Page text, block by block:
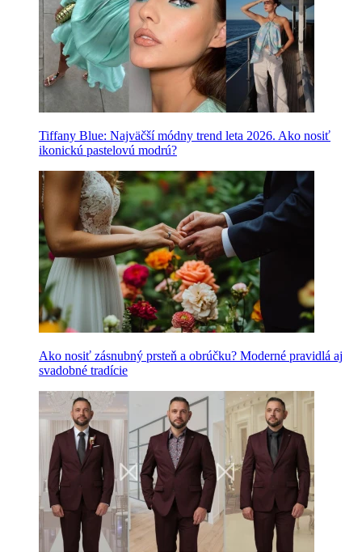
Tiffany Blue: Najväčší módny trend leta 2026. Ako nosiť
ikonickú pastelovú modrú?
Ako nosiť zásnubný prsteň a obrúčku? Moderné pravidlá aj
svadobné tradície